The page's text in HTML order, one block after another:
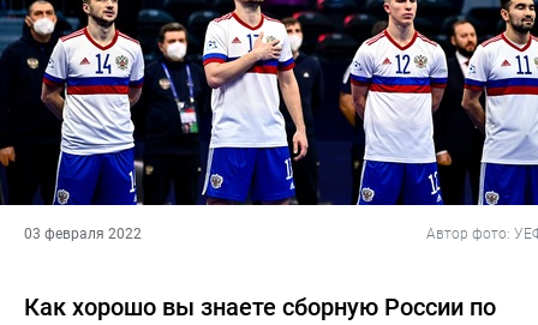
03 февраля 2022 Автор фото:
Как хорошо вы знаете сборную России по